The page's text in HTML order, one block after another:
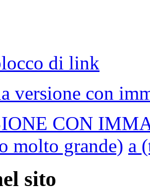
di link
versione con
CON
molto grande) a
sito